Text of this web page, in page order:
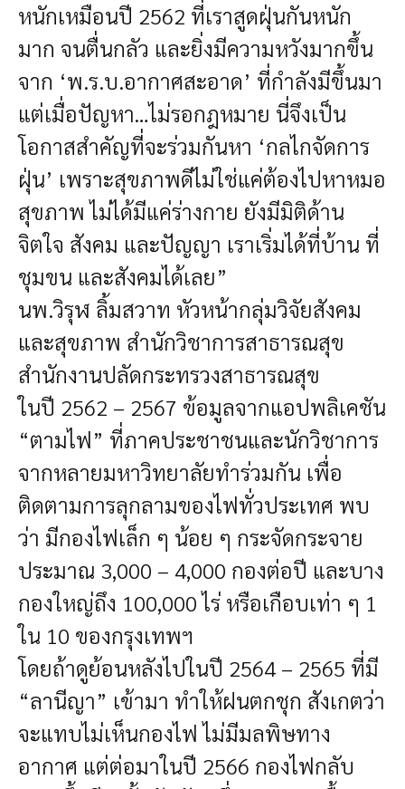
หนักเหมือนปี 2562 ที่เราสูดฝุ่นกันหนัก
มาก จนตื่นกลัว และยิ่งมีความหวังมากขึ้น
จาก ‘พ.ร.บ.อากาศสะอาด’ ที่กำลังมีขึ้นมา
แต่เมื่อปัญหา…ไม่รอกฎหมาย นี่จึงเป็น
โอกาสสำคัญที่จะร่วมกันหา ‘กลไกจัดการ
ฝุ่น’ เพราะสุขภาพดีไม่ใช่แค่ต้องไปหาหมอ
สุขภาพ ไม่ได้มีแค่ร่างกาย ยังมีมิติด้าน
จิตใจ สังคม และปัญญา เราเริ่มได้ที่บ้าน ที่
ชุมขน และสังคมได้เลย”
นพ.วิรุฬ ลิ้มสวาท หัวหน้ากลุ่มวิจัยสังคม
และสุขภาพ สำนักวิชาการสาธารณสุข
สำนักงานปลัดกระทรวงสาธารณสุข
ในปี 2562 – 2567 ข้อมูลจากแอปพลิเคชัน
“ตามไฟ” ที่ภาคประชาชนและนักวิชาการ
จากหลายมหาวิทยาลัยทำร่วมกัน เพื่อ
ติดตามการลุกลามของไฟทั่วประเทศ พบ
ว่า มีกองไฟเล็ก ๆ น้อย ๆ กระจัดกระจาย
ประมาณ 3,000 – 4,000 กองต่อปี และบาง
กองใหญ่ถึง 100,000 ไร่ หรือเกือบเท่า ๆ 1
ใน 10 ของกรุงเทพฯ
โดยถ้าดูย้อนหลังไปในปี 2564 – 2565 ที่มี
“ลานีญา” เข้ามา ทำให้ฝนตกชุก สังเกตว่า
จะแทบไม่เห็นกองไฟ ไม่มีมลพิษทาง
อากาศ แต่ต่อมาในปี 2566 กองไฟกลับ